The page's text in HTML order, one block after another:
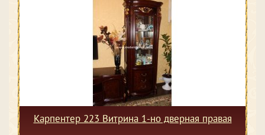
Карпентер 223 Витрина 1-но дверная правая